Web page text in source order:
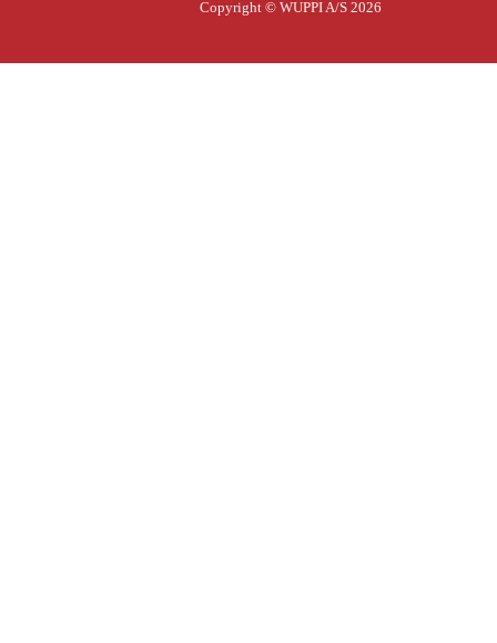
Copyright © WUPPI A/S 2026